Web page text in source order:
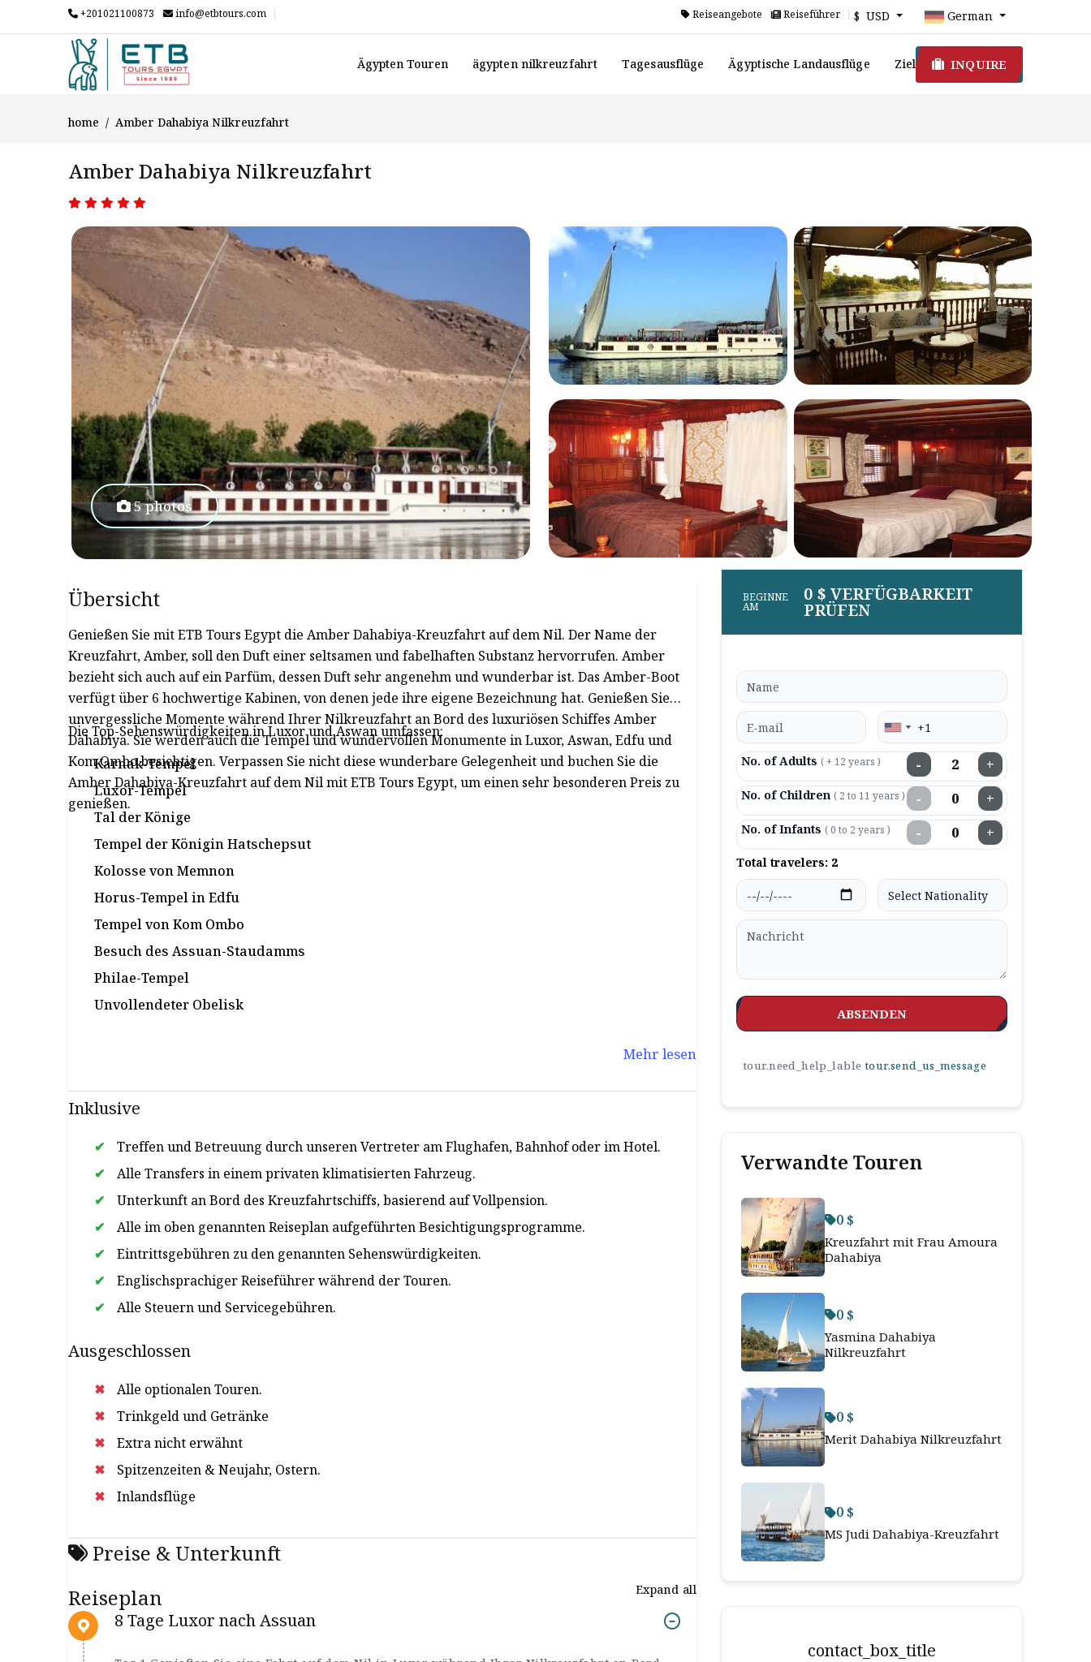
+201021100873 info@etbtours.com Reiseangebote Reiseführer $ USD German
Ägypten Touren ägypten nilkreuzfahrt Tagesausflüge Ägyptische Landausflüge Ziel INQUIRE
home Amber Dahabiya Nilkreuzfahrt
Amber Dahabiya Nilkreuzfahrt
5 photos
Übersicht
Genießen Sie mit ETB Tours Egypt die Amber Dahabiya-Kreuzfahrt auf dem Nil. Der Name der
Kreuzfahrt, Amber, soll den Duft einer seltsamen und fabelhaften Substanz hervorrufen. Amber
bezieht sich auch auf ein Parfüm, dessen Duft sehr angenehm und wunderbar ist. Das Amber-Boot
verfügt über 6 hochwertige Kabinen, von denen jede ihre eigene Bezeichnung hat. Genießen Sie
unvergessliche Momente während Ihrer Nilkreuzfahrt an Bord des luxuriösen Schiffes Amber
Dahabiya. Sie werden auch die Tempel und wundervollen Monumente in Luxor, Aswan, Edfu und
Kom Ombo besichtigen. Verpassen Sie nicht diese wunderbare Gelegenheit und buchen Sie die
Amber Dahabiya-Kreuzfahrt auf dem Nil mit ETB Tours Egypt, um einen sehr besonderen Preis zu
genießen.
Die Top-Sehenswürdigkeiten in Luxor und Aswan umfassen:
Karnak-Tempel
Luxor-Tempel
Tal der Könige
Tempel der Königin Hatschepsut
Kolosse von Memnon
Horus-Tempel in Edfu
Tempel von Kom Ombo
Besuch des Assuan-Staudamms
Philae-Tempel
Unvollendeter Obelisk
Mehr lesen
Inklusive
Treffen und Betreuung durch unseren Vertreter am Flughafen, Bahnhof oder im Hotel.
Alle Transfers in einem privaten klimatisierten Fahrzeug.
Unterkunft an Bord des Kreuzfahrtschiffs, basierend auf Vollpension.
Alle im oben genannten Reiseplan aufgeführten Besichtigungsprogramme.
Eintrittsgebühren zu den genannten Sehenswürdigkeiten.
Englischsprachiger Reiseführer während der Touren.
Alle Steuern und Servicegebühren.
Ausgeschlossen
Alle optionalen Touren.
Trinkgeld und Getränke
Extra nicht erwähnt
Spitzenzeiten & Neujahr, Ostern.
Inlandsflüge
Preise & Unterkunft
Reiseplan
Expand all
8 Tage Luxor nach Assuan
BEGINNE
AM
0 $ VERFÜGBARKEIT
PRÜFEN
No. of Adults ( + 12 years ) − +
No. of Children ( 2 to 11 years ) − +
No. of Infants ( 0 to 2 years ) − +
Total travelers: 2
ABSENDEN
tour.need_help_lable tour.send_us_message
Verwandte Touren
0 $
Kreuzfahrt mit Frau Amoura
Dahabiya
0 $
Yasmina Dahabiya
Nilkreuzfahrt
0 $
Merit Dahabiya Nilkreuzfahrt
0 $
MS Judi Dahabiya-Kreuzfahrt
contact_box_title